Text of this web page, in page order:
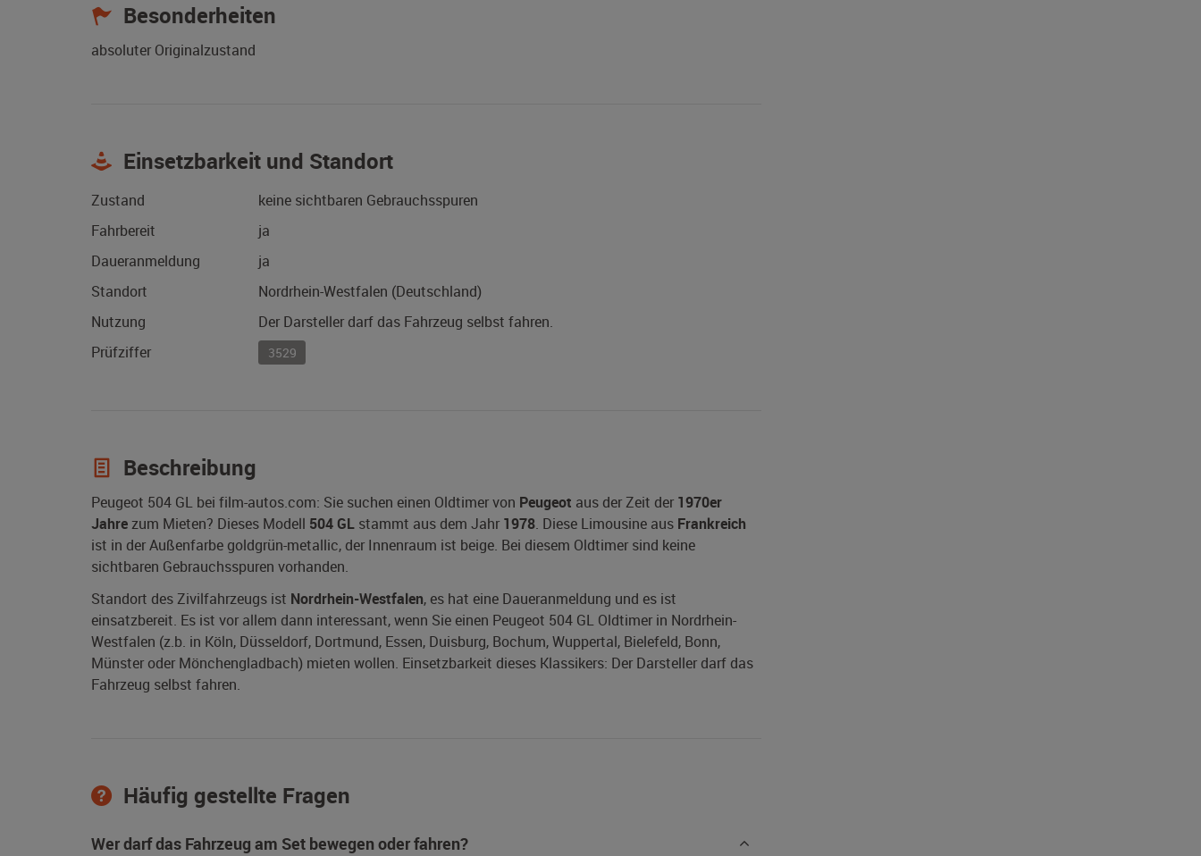
Besonderheiten
absoluter Originalzustand
Einsetzbarkeit und Standort
Zustand
keine sichtbaren Gebrauchsspuren
Fahrbereit
ja
Daueranmeldung
ja
Standort
Nordrhein-Westfalen (Deutschland)
Nutzung
Der Darsteller darf das Fahrzeug selbst fahren.
Prüfziffer
3529
Beschreibung
Peugeot 504 GL bei film-autos.com: Sie suchen einen Oldtimer von Peugeot aus der Zeit der 1970er
Jahrezum Mieten? Dieses Modell 504 GL stammt aus dem Jahr 1978. Diese Limousine aus Frankreich
ist in der Außenfarbe goldgrün-metallic, der Innenraum ist beige. Bei diesem Oldtimer sind keine
sichtbaren Gebrauchsspuren vorhanden.
Standort des Zivilfahrzeugs ist Nordrhein-Westfalen, es hat eine Daueranmeldung und es ist
einsatzbereit. Es ist vor allem dann interessant, wenn Sie einen Peugeot 504 GL Oldtimer in Nordrhein-
Westfalen (z.b. in Köln, Düsseldorf, Dortmund, Essen, Duisburg, Bochum, Wuppertal, Bielefeld, Bonn,
Münster oder Mönchengladbach) mieten wollen. Einsetzbarkeit dieses Klassikers: Der Darsteller darf das
Fahrzeug selbst fahren.
Häufig gestellte Fragen
Wer darf das Fahrzeug am Set bewegen oder fahren?